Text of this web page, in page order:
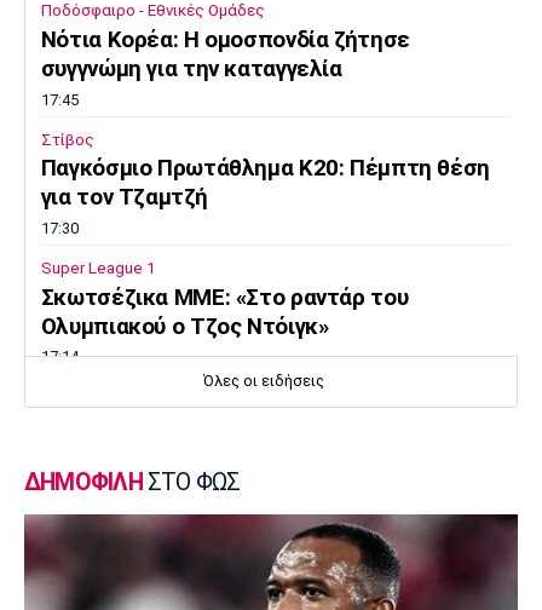
Ποδόσφαιρο - Εθνικές Ομάδες
Νότια Κορέα: Η ομοσπονδία ζήτησε
συγγνώμη για την καταγγελία
17:45
Στίβος
Παγκόσμιο Πρωτάθλημα Κ20: Πέμπτη θέση
για τον Τζαμτζή
17:30
Super League 1
Σκωτσέζικα ΜΜΕ: «Στο ραντάρ του
Ολυμπιακού ο Τζος Ντόιγκ»
17:14
17:00
Super League 2
Στον Πανσερραϊκό ο Σμπώκος
16:45
Όλες οι ειδήσεις
ΔΗΜΟΦΙΛΗ ΣΤΟ ΦΩΣ